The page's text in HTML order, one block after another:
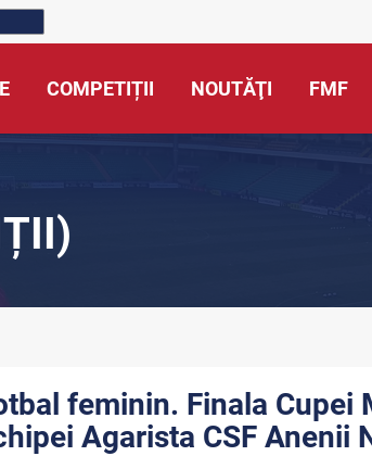
COMPETIȚII NOUTĂŢI FMF
feminin. Finala Cupei
Agarista CSF Anenii